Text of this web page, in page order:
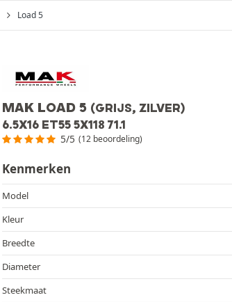
Load 5
MAK LOAD 5 (GRIJS, ZILVER)
6.5X16 ET55 5X118 71.1
5/5 (12 beoordeling)
Kenmerken
Model
Kleur
Breedte
Diameter
Steekmaat